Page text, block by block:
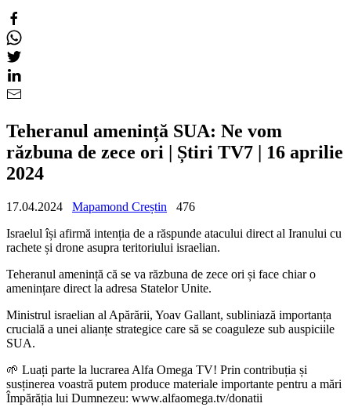
Teheranul amenință SUA: Ne vom
răzbuna de zece ori | Știri TV7 | 16 aprilie
2024
17.04.2024 Mapamond Creștin
476
Israelul își afirmă intenția de a răspunde atacului direct al Iranului cu
rachete și drone asupra teritoriului israelian.
Teheranul amenință că se va răzbuna de zece ori și face chiar o
amenințare direct la adresa Statelor Unite.
Ministrul israelian al Apărării, Yoav Gallant, subliniază importanța
crucială a unei alianțe strategice care să se coaguleze sub auspiciile
SUA.
🌱 Luați parte la lucrarea Alfa Omega TV! Prin contribuția și
susținerea voastră putem produce materiale importante pentru a mări
Împărăția lui Dumnezeu: www.alfaomega.tv/donatii